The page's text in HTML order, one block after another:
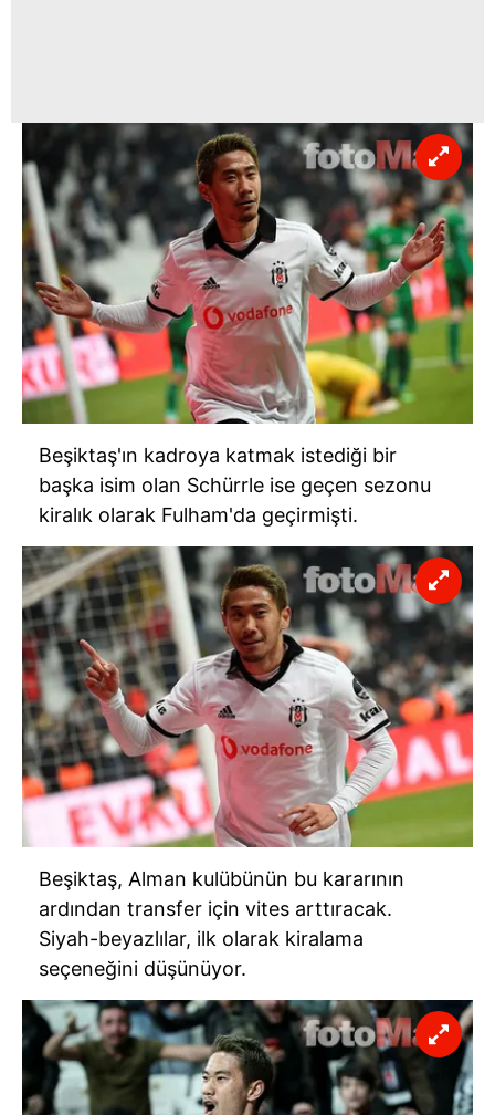
verileriniz işlenmekte olup gerekli olan çerezler bilgi
toplumu hizmetlerinin sunulması amacıyla
kullanılmaktadır. Diğer çerezler, sitemizin daha işlevsel
kılınması ve kişiselleştirilmesi ve sizlere yönelik
reklam/pazarlama faaliyetlerinin yapılması, amaçlarıyla
sınırlı olarak açık rızanız dahilinde kullanılacaktır.
Çerezlere ilişkin tercihlerinizi aşağıda yer alan panel
vasıtasıyla belirleyebilirsiniz. Çerezlere ilişkin detaylı bilgi
için Ayarlar butonuna tıklayabilir, Çerez Bilgilendirme
Metnimiziziyaret edebilirsiniz.
6698 sayılı Kişisel Verilerin Korunması Kanunu uyarınca
hazırlanmış Aydınlatma Metnimizi okumak ve sitemizde
ilgili mevzuata uygun olarak kullanılan çerezlerle ilgili bilgi
almak için lütfentıklayınız.
Beşiktaş'ın kadroya katmak istediği bir
başka isim olan Schürrle ise geçen sezonu
kiralık olarak Fulham'da geçirmişti.
Beşiktaş, Alman kulübünün bu kararının
ardından transfer için vites arttıracak.
Siyah-beyazlılar, ilk olarak kiralama
seçeneğini düşünüyor.